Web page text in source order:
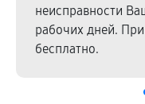
неисправности
рабочих дней.
бесплатно.